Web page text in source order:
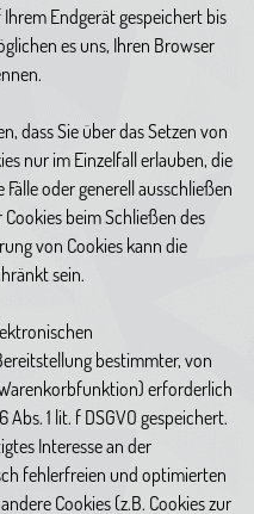
Endgerät gespeichert bis
es uns, Ihren Browser
dass Sie über das Setzen von
nur im Einzelfall erlauben, die
oder generell ausschließen
beim Schließen des
von Cookies kann die
sein.
bestimmter, von
erforderlich
1 lit. f DSGVO gespeichert.
Interesse an der
fehlerfreien und optimierten
Cookies (z.B. Cookies zur